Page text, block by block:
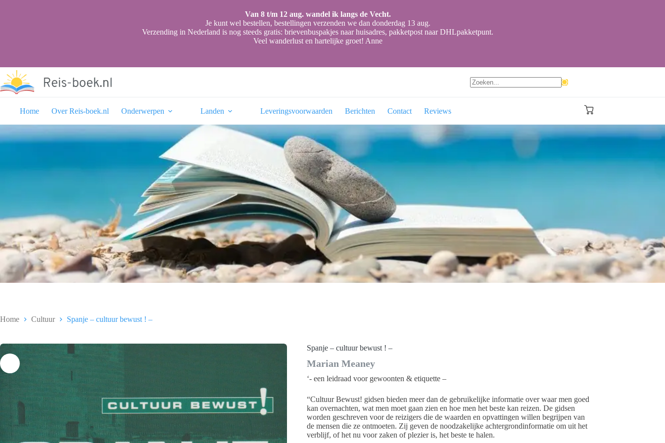
Van 8 t/m 12 aug. wandel ik langs de Vecht.
Je kunt wel bestellen, bestellingen verzenden we dan donderdag 13 aug.
Verzending in Nederland is nog steeds gratis: brievenbuspakjes naar huisadres, pakketpost naar DHLpakketpunt.
Veel wanderlust en hartelijke groet! Anne
Home
Over Reis-boek.nl Onderwerpen Landen Leveringsvoorwaarden Berichten Contact Reviews Winkelwagen
Home Cultuur Spanje – cultuur bewust ! –
Spanje – cultuur bewust ! –
Marian Meaney
‘- een leidraad voor gewoonten & etiquette –
“Cultuur Bewust! gidsen bieden meer dan de gebruikelijke informatie over waar men goed
kan overnachten, wat men moet gaan zien en hoe men het beste kan reizen. De gidsen
worden geschreven voor de reizigers die de waarden en opvattingen willen begrijpen van
de mensen die ze ontmoeten. Zij geven de noodzakelijke achtergrondinformatie om uit het
verblijf, of het nu voor zaken of plezier is, het beste te halen.